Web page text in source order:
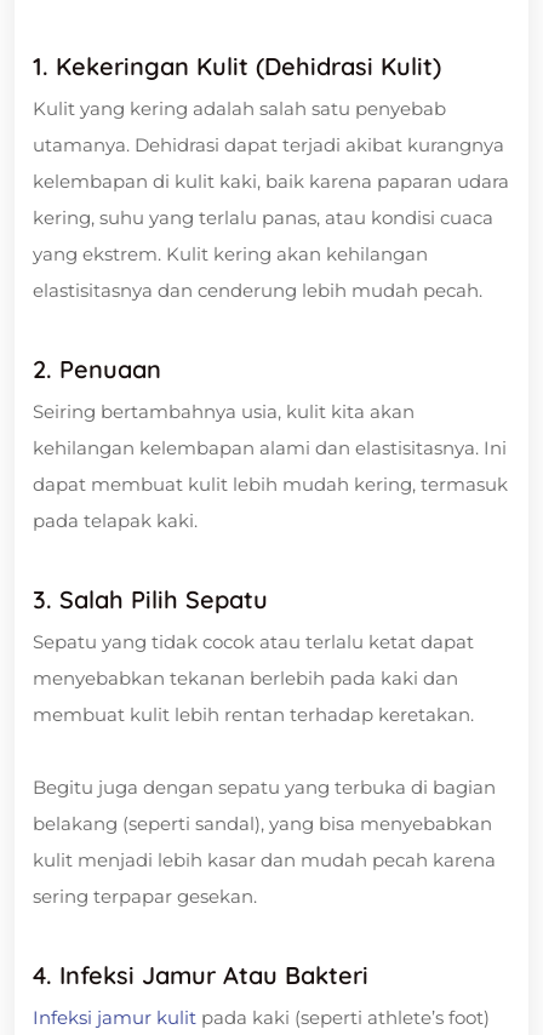
1. Kekeringan Kulit (Dehidrasi Kulit)
Kulit yang kering adalah salah satu penyebab
utamanya. Dehidrasi dapat terjadi akibat kurangnya
kelembapan di kulit kaki, baik karena paparan udara
kering, suhu yang terlalu panas, atau kondisi cuaca
yang ekstrem. Kulit kering akan kehilangan
elastisitasnya dan cenderung lebih mudah pecah.
2. Penuaan
Seiring bertambahnya usia, kulit kita akan
kehilangan kelembapan alami dan elastisitasnya. Ini
dapat membuat kulit lebih mudah kering, termasuk
pada telapak kaki.
3. Salah Pilih Sepatu
Sepatu yang tidak cocok atau terlalu ketat dapat
menyebabkan tekanan berlebih pada kaki dan
membuat kulit lebih rentan terhadap keretakan.
Begitu juga dengan sepatu yang terbuka di bagian
belakang (seperti sandal), yang bisa menyebabkan
kulit menjadi lebih kasar dan mudah pecah karena
sering terpapar gesekan.
4. Infeksi Jamur Atau Bakteri
Infeksi jamur kulit pada kaki (seperti athlete’s foot)